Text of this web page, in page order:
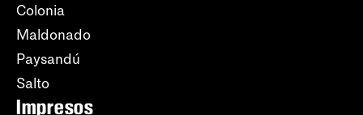
Colonia
Maldonado
Paysandú
Salto
Impresos